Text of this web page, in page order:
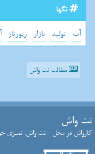
تگها
آب تولید بازار رپورتاژ
مطالب نت واش
نت واش
کارواش در محل - نت واش: تمیزی